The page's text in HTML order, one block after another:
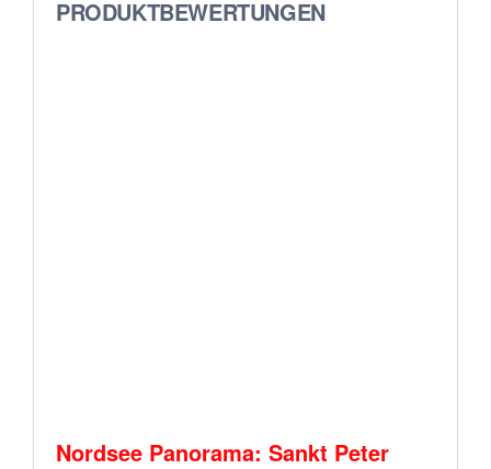
PRODUKTBEWERTUNGEN
Nordsee Panorama: Sankt Peter